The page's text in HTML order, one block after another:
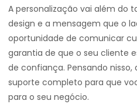
A personalização vai além do
design e a mensagem que o
oportunidade de comunicar
garantia de que o seu cliente
de confiança. Pensando
suporte completo para que
para o seu negócio.